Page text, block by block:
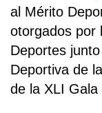
al Mérito
otorgados por
Deportes
Deportiva de
de la XLI Gala